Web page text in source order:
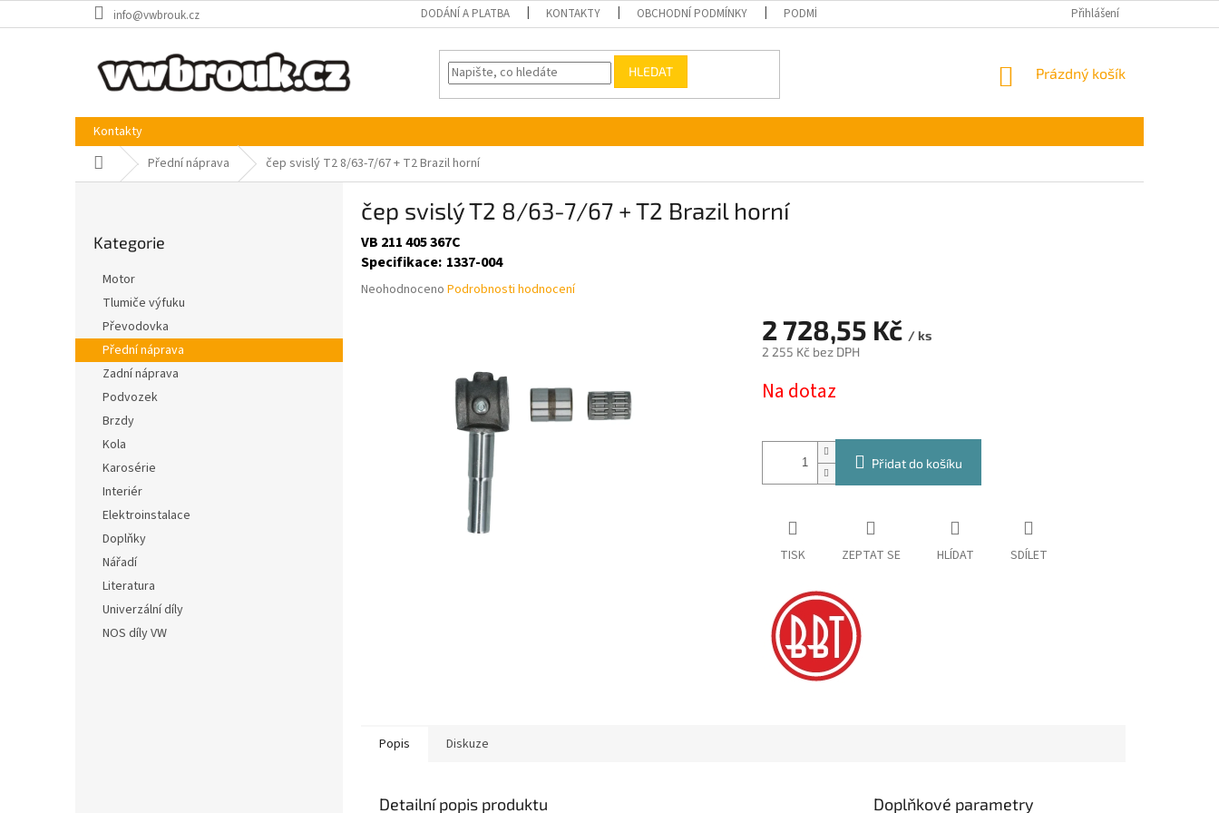
na
info@vwbrouk.cz DODÁNÍ A PLATBA KONTAKTY OBCHODNÍ PODMÍNKY PODMÍNKY OCHRANY OSOBNÍCH ÚDAJŮ Přihlášení
HLEDAT
NÁKUPNÍ
Prázdný košík
Kontakty
Domů Přední náprava čep svislý T2 8/63-7/67 + T2 Brazil horní
kategorie
Kategorie
Motor
Tlumiče výfuku
Převodovka
Přední náprava
Zadní náprava
Podvozek
Brzdy
Kola
Karosérie
Interiér
Elektroinstalace
Doplňky
Nářadí
Literatura
Univerzální díly
NOS díly VW
čep svislý T2 8/63-7/67 + T2 Brazil horní
VB 211 405 367C
Specifikace: 1337-004
Průměrné
Neohodnoceno Podrobnosti hodnocení
2 728,55 Kč / ks
2 255 Kč bez DPH
cena:
Na dotaz
Přidat do košíku
TISK ZEPTAT SE HLÍDAT SDÍLET
Popis Diskuze
Detailní popis produktu
Doplňkové parametry